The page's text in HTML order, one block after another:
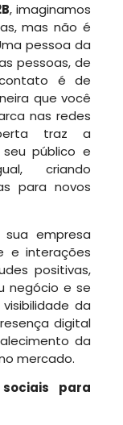
, imaginamos
mas não é
pessoa da
pessoas, de
é de
que você
nas redes
traz a
público e
criando
para novos
empresa
e interações
positivas,
negócio e se
da
digital
da
mercado.
para